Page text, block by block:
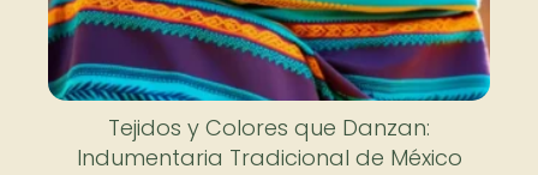
Tejidos y Colores que Danzan:
Indumentaria Tradicional de México